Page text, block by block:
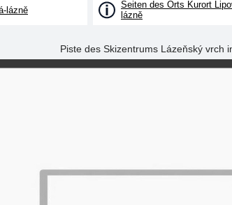
lázně
Seiten des Orts Kurort
lázně
Piste des Skizentrums Lázeňský vrch